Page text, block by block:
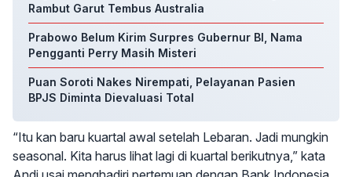
Rambut Garut Tembus Australia
Prabowo Belum Kirim Surpres Gubernur BI, Nama
Pengganti Perry Masih Misteri
Puan Soroti Nakes Nirempati, Pelayanan Pasien
BPJS Diminta Dievaluasi Total
“Itu kan baru kuartal awal setelah Lebaran. Jadi mungkin
seasonal. Kita harus lihat lagi di kuartal berikutnya,” kata